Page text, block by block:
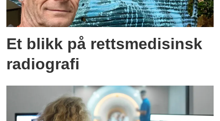
Et blikk på rettsmedisinsk
radiografi